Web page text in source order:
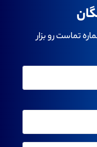
تماست رو بزار